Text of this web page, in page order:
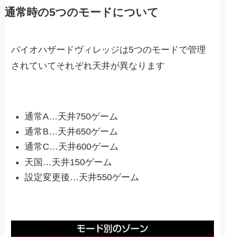
通常時の5つのモードについて
バイオハザードヴィレッジは5つのモードで管理
されていてそれぞれ天井が異なります
通常A…天井750ゲーム
通常B…天井650ゲーム
通常C…天井600ゲーム
天国…天井150ゲーム
設定変更後…天井550ゲーム